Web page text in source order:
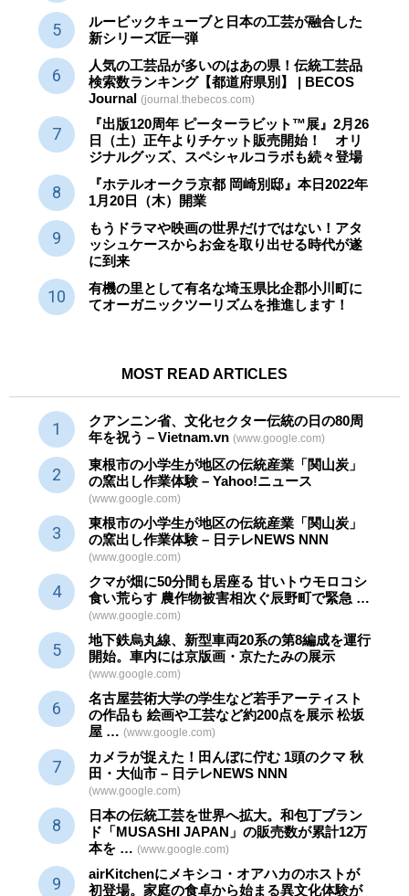
ルービックキューブと日本の工芸が融合した
新シリーズ匠一弾
人気の工芸品が多いのはあの県！伝統工芸品
検索数ランキング【都道府県別】 | BECOS
Journal (journal.thebecos.com)
『出版120周年 ピーターラビット™展』2月26
日（土）正午よりチケット販売開始！ オリ
ジナルグッズ、スペシャルコラボも続々登場
『ホテルオークラ京都 岡崎別邸』本日2022年
1月20日（木）開業
もうドラマや映画の世界だけではない！アタ
ッシュケースからお金を取り出せる時代が遂
に到来
有機の里として有名な埼玉県比企郡小川町に
てオーガニックツーリズムを推進します！
MOST READ ARTICLES
クアンニン省、文化セクター伝統の日の80周
年を祝う – Vietnam.vn (www.google.com)
東根市の小学生が地区の伝統産業 「関山炭」
の窯出し作業体験 – Yahoo!ニュース
(www.google.com)
東根市の小学生が地区の伝統産業 「関山炭」
の窯出し作業体験 – 日テレNEWS NNN
(www.google.com)
クマが畑に50分間も居座る 甘いトウモロコシ
食い荒らす 農作物被害相次ぐ辰野町で緊急 …
(www.google.com)
地下鉄烏丸線、新型車両20系の第8編成を運行
開始。車内には京版画・京たたみの展示
(www.google.com)
名古屋芸術大学の学生など若手アーティスト
の作品も 絵画や工芸など約200点を展示 松坂
屋 … (www.google.com)
カメラが捉えた！田んぼに佇む 1頭のクマ 秋
田・大仙市 – 日テレNEWS NNN
(www.google.com)
日本の伝統工芸を世界へ拡大。和包丁ブラン
ド「MUSASHI JAPAN」の販売数が累計12万
本を … (www.google.com)
airKitchenにメキシコ・オアハカのホストが
初登場。家庭の食卓から始まる異文化体験が